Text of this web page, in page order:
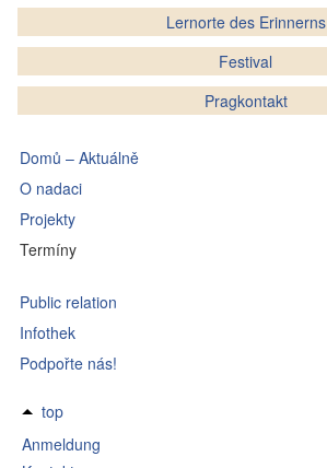
Lernorte des Erinnerns
Festival
Pragkontakt
Domů – Aktuálně
O nadaci
Projekty
Termíny
Public relation
Infothek
Podpořte nás!
top
Anmeldung